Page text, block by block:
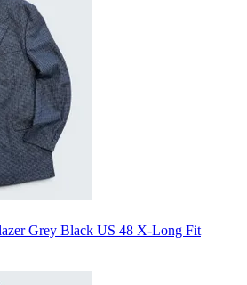
Grey Black US 48 X-Long Fit